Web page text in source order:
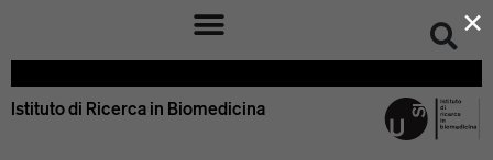
Istituto di Ricerca in Biomedicina
×